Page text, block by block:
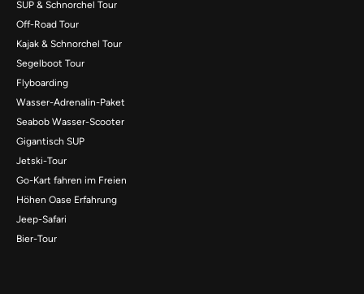
SUP & Schnorchel Tour
Off-Road Tour
Kajak & Schnorchel Tour
Segelboot Tour
Flyboarding
Wasser-Adrenalin-Paket
Seabob Wasser-Scooter
Gigantisch SUP
Jetski-Tour
Go-Kart fahren im Freien
Höhen Oase Erfahrung
Jeep-Safari
Bier-Tour